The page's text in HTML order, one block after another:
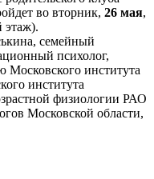
во вторник, 26 мая,
этаж).
семейный
психолог,
Московского института
института
физиологии РАО
Московской области,